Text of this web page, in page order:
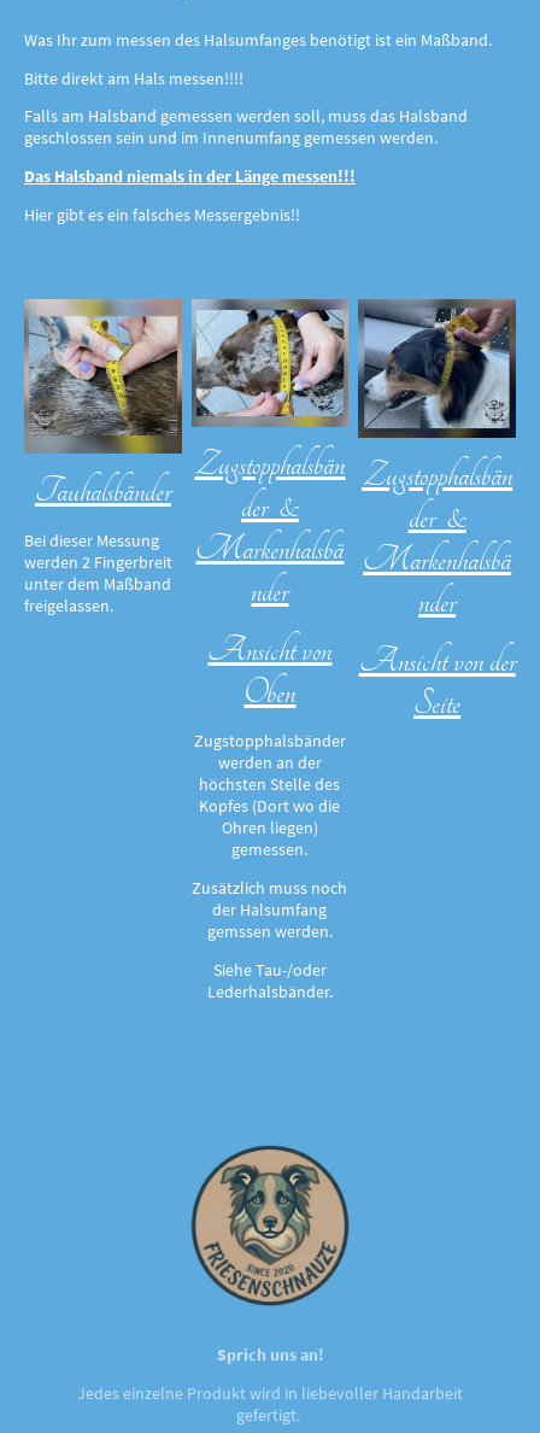
Was Ihr zum messen des Halsumfanges benötigt ist ein Maßband.
Bitte direkt am Hals messen!!!!
Falls am Halsband gemessen werden soll, muss das Halsband
geschlossen sein und im Innenumfang gemessen werden.
Das Halsband niemals in der Länge messen!!!
Hier gibt es ein falsches Messergebnis!!
Tauhalsbänder
Bei dieser Messung
werden 2 Fingerbreit
unter dem Maßband
freigelassen.
Zugstopphalsbän
der &
Markenhalsbä
nder
Ansicht von
Oben
Zugstopphalsbänder
werden an der
höchsten Stelle des
Kopfes (Dort wo die
Ohren liegen)
gemessen.
Zusätzlich muss noch
der Halsumfang
gemssen werden.
Siehe Tau-/oder
Lederhalsbänder.
Zugstopphalsbän
der &
Markenhalsbä
nder
Ansicht von der
Seite
Sprich uns an!
Jedes einzelne Produkt wird in liebevoller Handarbeit
gefertigt.